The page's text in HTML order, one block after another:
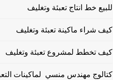
للبيع خط انتاج تعبئة وتغليف
كيف شراء ماكينة تعبئة وتغليف
كيف تخطط لمشروع تعبئة وتغليف
كتالوج مهندس منسي لماكينات